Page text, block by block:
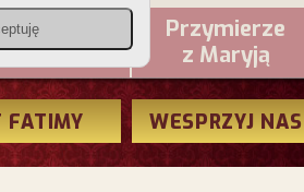
Przymierze
z Maryją
FATIMY WESPRZYJ NAS